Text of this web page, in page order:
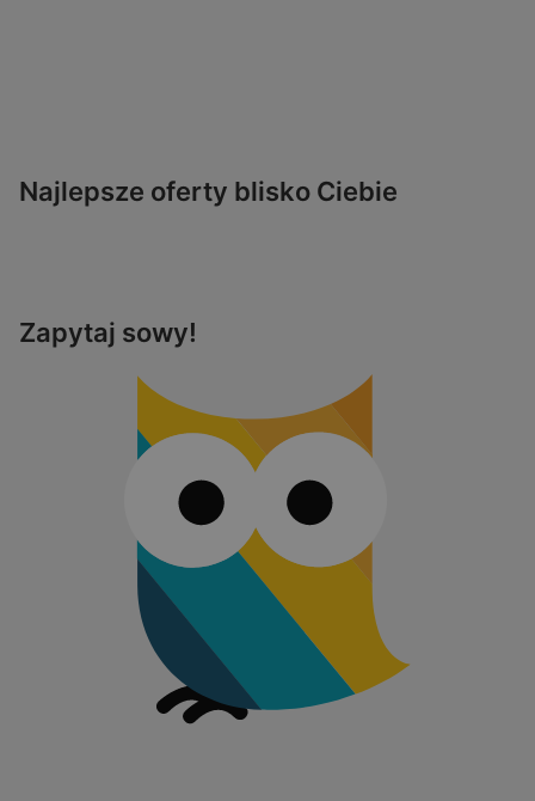
Najlepsze oferty blisko Ciebie
Zapytaj sowy!